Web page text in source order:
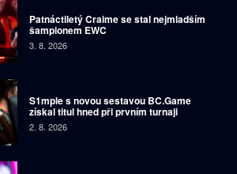
Patnáctiletý Craime se stal nejmladším
šampionem EWC
3. 8. 2026
S1mple s novou sestavou BC.Game
získal titul hned při prvním turnaji
2. 8. 2026